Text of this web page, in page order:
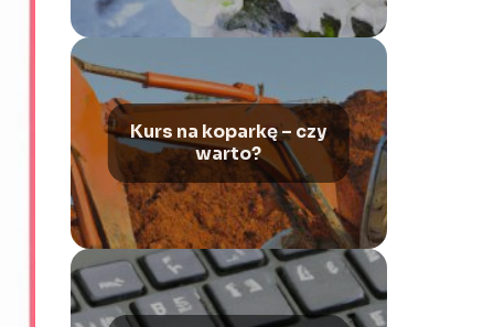
Kurs na koparkę – czy
warto?